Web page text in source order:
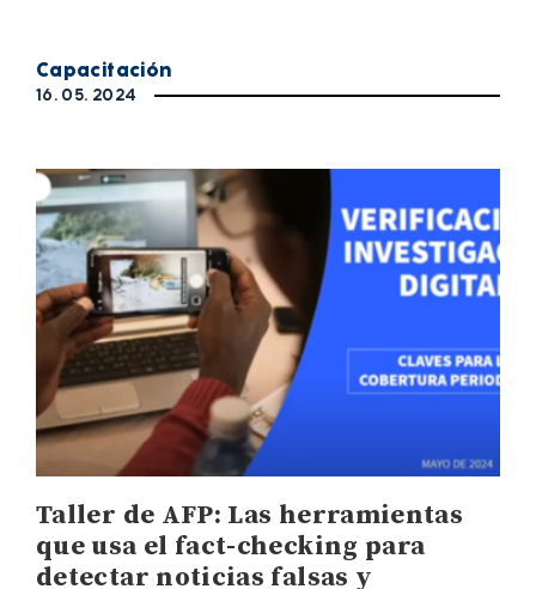
Capacitación
16. 05. 2024
Taller de AFP: Las herramientas
que usa el fact-checking para
detectar noticias falsas y